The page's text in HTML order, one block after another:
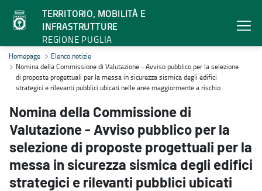
TERRITORIO, MOBILITÀ E
INFRASTRUTTURE
REGIONE PUGLIA
Nomina della Commissione di Valutazione - Avviso pubblico
Homepage
Elenco notizie
Nomina della Commissione di Valutazione - Avviso pubblico per la selezione
di proposte progettuali per la messa in sicurezza sismica degli edifici
strategici e rilevanti pubblici ubicati nelle aree maggiormente a rischio
Nomina della Commissione di
Valutazione - Avviso pubblico per la
selezione di proposte progettuali per la
messa in sicurezza sismica degli edifici
strategici e rilevanti pubblici ubicati